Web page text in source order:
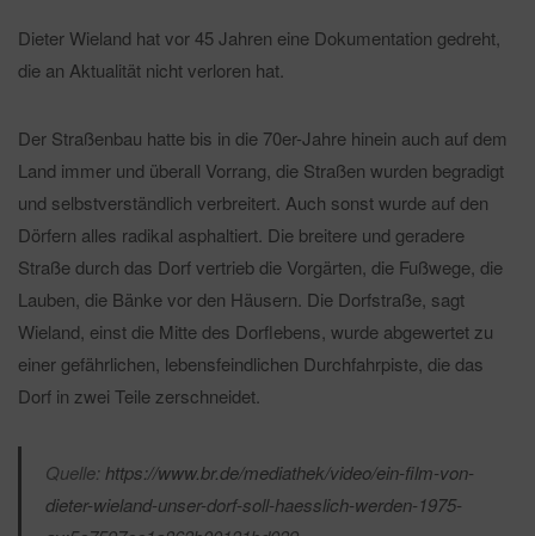
Dieter Wieland hat vor 45 Jahren eine Dokumentation gedreht,
die an Aktualität nicht verloren hat.
Der Straßenbau hatte bis in die 70er-Jahre hinein auch auf dem
Land immer und überall Vorrang, die Straßen wurden begradigt
und selbstverständlich verbreitert. Auch sonst wurde auf den
Dörfern alles radikal asphaltiert. Die breitere und geradere
Straße durch das Dorf vertrieb die Vorgärten, die Fußwege, die
Lauben, die Bänke vor den Häusern. Die Dorfstraße, sagt
Wieland, einst die Mitte des Dorflebens, wurde abgewertet zu
einer gefährlichen, lebensfeindlichen Durchfahrpiste, die das
Dorf in zwei Teile zerschneidet.
Quelle: https://www.br.de/mediathek/video/ein-film-von-
dieter-wieland-unser-dorf-soll-haesslich-werden-1975-